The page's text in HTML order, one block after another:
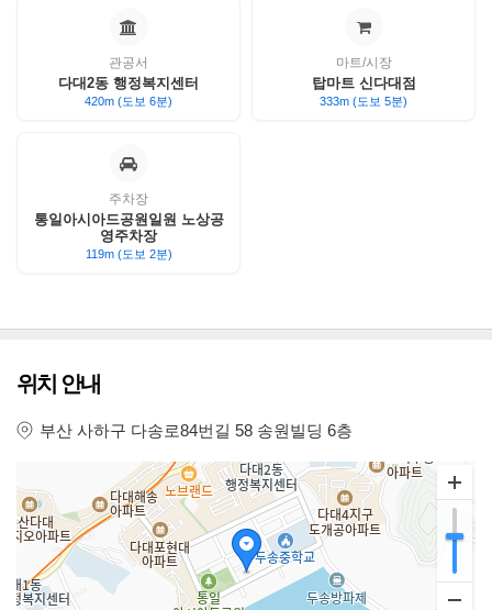
관공서
다대2동 행정복지센터
420m (도보 6분)
마트/시장
탑마트 신다대점
333m (도보 5분)
주차장
통일아시아드공원일원 노상공
영주차장
119m (도보 2분)
위치 안내
부산 사하구 다송로84번길 58 송원빌딩 6층